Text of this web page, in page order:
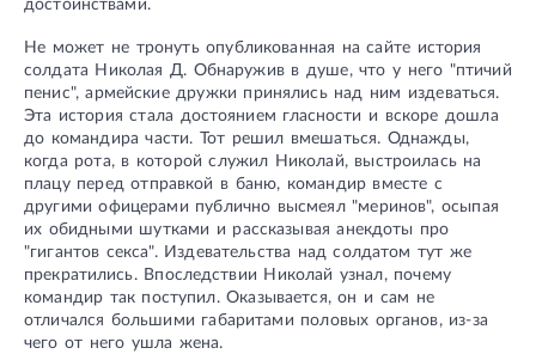
достоинствами.
Не может не тронуть опубликованная на сайте история
солдата Николая Д. Обнаружив в душе, что у него "птичий
пенис", армейские дружки принялись над ним издеваться.
Эта история стала достоянием гласности и вскоре дошла
до командира части. Тот решил вмешаться. Однажды,
когда рота, в которой служил Николай, выстроилась на
плацу перед отправкой в баню, командир вместе с
другими офицерами публично высмеял "меринов", осыпая
их обидными шутками и рассказывая анекдоты про
"гигантов секса". Издевательства над солдатом тут же
прекратились. Впоследствии Николай узнал, почему
командир так поступил. Оказывается, он и сам не
отличался большими габаритами половых органов, из-за
чего от него ушла жена.